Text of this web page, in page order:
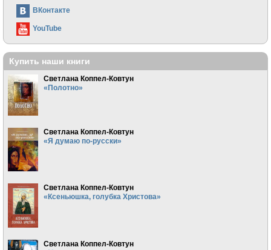
ВКонтакте
YouTube
Купить наши книги
Светлана Коппел-Ковтун
«Полотно»
Светлана Коппел-Ковтун
«Я думаю по-русски»
Светлана Коппел-Ковтун
«Ксеньюшка, голубка Христова»
Светлана Коппел-Ковтун